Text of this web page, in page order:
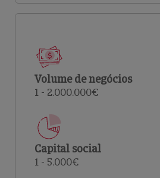
Volume de negócios
1 - 2.000.000€
Capital social
1 - 5.000€